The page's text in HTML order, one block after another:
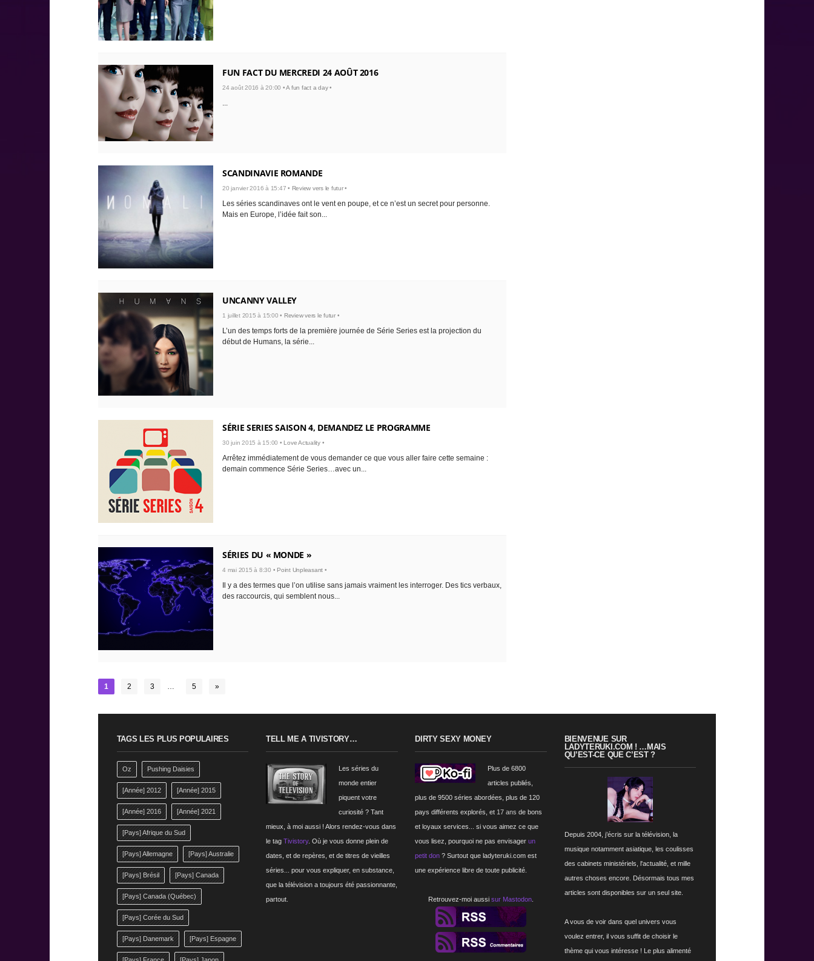
FUN FACT DU MERCREDI 24 AOÛT 2016
24 août 2016 à 20:00 •A fun fact a day•
SCANDINAVIE ROMANDE
20 janvier 2016 à 15:47 • Review vers le futur•
Les séries scandinaves ont le vent en poupe, et ce n’est un secret pour personne.
Mais en Europe, l’idée fait son...
UNCANNY VALLEY
1 juillet 2015 à 15:00 • Review vers le futur•
L’un des temps forts de la première journée de Série Series est la projection du
début de Humans, la série...
SÉRIE SERIES SAISON 4, DEMANDEZ LE PROGRAMME
30 juin 2015 à 15:00 • Love Actuality•
Arrêtez immédiatement de vous demander ce que vous aller faire cette semaine :
demain commence Série Series…avec un...
SÉRIES DU « MONDE »
4 mai 2015 à 8:30 • Point Unpleasant •
Il y a des termes que l’on utilise sans jamais vraiment les interroger. Des tics verbaux,
des raccourcis, qui semblent nous...
1 2 3 … 5 »
TAGS LES PLUS POPULAIRES
Oz Pushing Daisies
[Année] 2012 [Année] 2015
[Année] 2016 [Année] 2021
[Pays] Afrique du Sud
[Pays] Allemagne [Pays] Australie
[Pays] Brésil [Pays] Canada
[Pays] Canada (Québec)
[Pays] Corée du Sud
[Pays] Danemark [Pays] Espagne
TELL ME A TIVISTORY…
Les séries du
monde entier
piquent votre
curiosité ? Tant
mieux, à moi aussi ! Alors rendez-vous dans
le tag Tivistory. Où je vous donne plein de
dates, et de repères, et de titres de vieilles
séries... pour vous expliquer, en substance,
que la télévision a toujours été passionnante,
partout.
DIRTY SEXY MONEY
Plus de 6800
articles publiés,
plus de 9500 séries abordées, plus de 120
pays différents explorés, et 17 ans de bons
et loyaux services... si vous aimez ce que
vous lisez, pourquoi ne pas envisagerun
petit don ? Surtout que ladyteruki.com est
une expérience libre de toute publicité.
Retrouvez-moi aussisur Mastodon
BIENVENUE SUR
LADYTERUKI.COM ! …MAIS
QU’EST-CE QUE C’EST ?
Depuis 2004, j’écris sur la télévision, la
musique notamment asiatique, les coulisses
des cabinets ministériels, l'actualité, et mille
autres choses encore. Désormais tous mes
articles sont disponibles sur un seul site.
A vous de voir dans quel univers vous
voulez entrer, il vous suffit de choisir le
thème qui vous intéresse ! Le plus alimenté